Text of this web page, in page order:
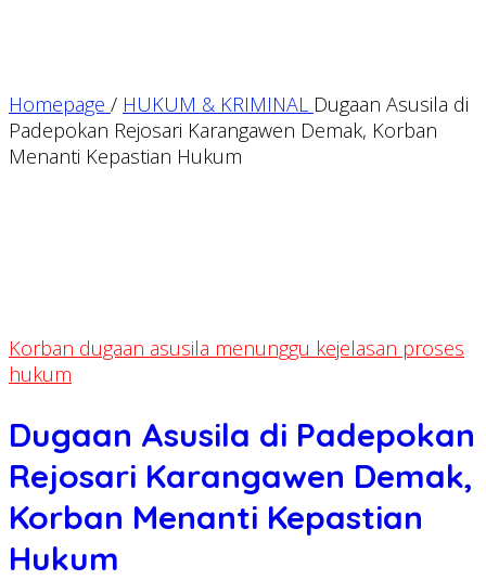
Homepage / HUKUM & KRIMINAL Dugaan Asusila di
Padepokan Rejosari Karangawen Demak, Korban
Menanti Kepastian Hukum
Korban dugaan asusila menunggu kejelasan proses
hukum
Dugaan Asusila di Padepokan
Rejosari Karangawen Demak,
Korban Menanti Kepastian
Hukum